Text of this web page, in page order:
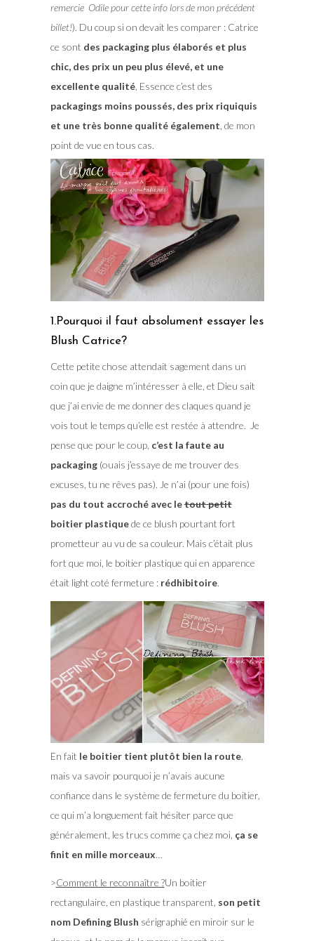
remercie Odile pour cette info lors de mon précédent
billet!). Du coup si on devait les comparer : Catrice
ce sont des packaging plus élaborés et plus
chic, des prix un peu plus élevé, et une
excellente qualité, Essence c’est des
packagings moins poussés, des prix riquiquis
et une très bonne qualité également , de mon
point de vue en tous cas.
1.Pourquoi il faut absolument essayer les
Blush Catrice?
Cette petite chose attendait sagement dans un
coin que je daigne m’intéresser à elle, et Dieu sait
que j’ai envie de me donner des claques quand je
vois tout le temps qu’elle est restée à attendre. Je
pense que pour le coup, c’est la faute au
packaging(ouais j’essaye de me trouver des
excuses, tu ne rêves pas). Je n’ai (pour une fois)
pas du tout accroché avec letout petit
boitier plastiquede ce blush pourtant fort
prometteur au vu de sa couleur. Mais c’était plus
fort que moi, le boitier plastique qui en apparence
était light coté fermeture : rédhibitoire.
En fait le boitier tient plutôt bien la route,
mais va savoir pourquoi je n’avais aucune
confiance dans le système de fermeture du boitier,
ce qui m’a longuement fait hésiter parce que
généralement, les trucs comme ça chez moi, ça se
finit en mille morceaux…
>Comment le reconnaître ?Un boitier
rectangulaire, en plastique transparent, son petit
nom Defining Blush sérigraphié en miroir sur le